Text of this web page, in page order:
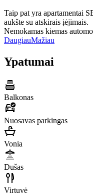
Taip pat yra apartamentai
aukšte su atskirais įėjimais.
Nemokamas kiemas
DaugiauMažiau
Ypatumai
Balkonas
Nuosavas parkingas
Vonia
Dušas
Virtuvė